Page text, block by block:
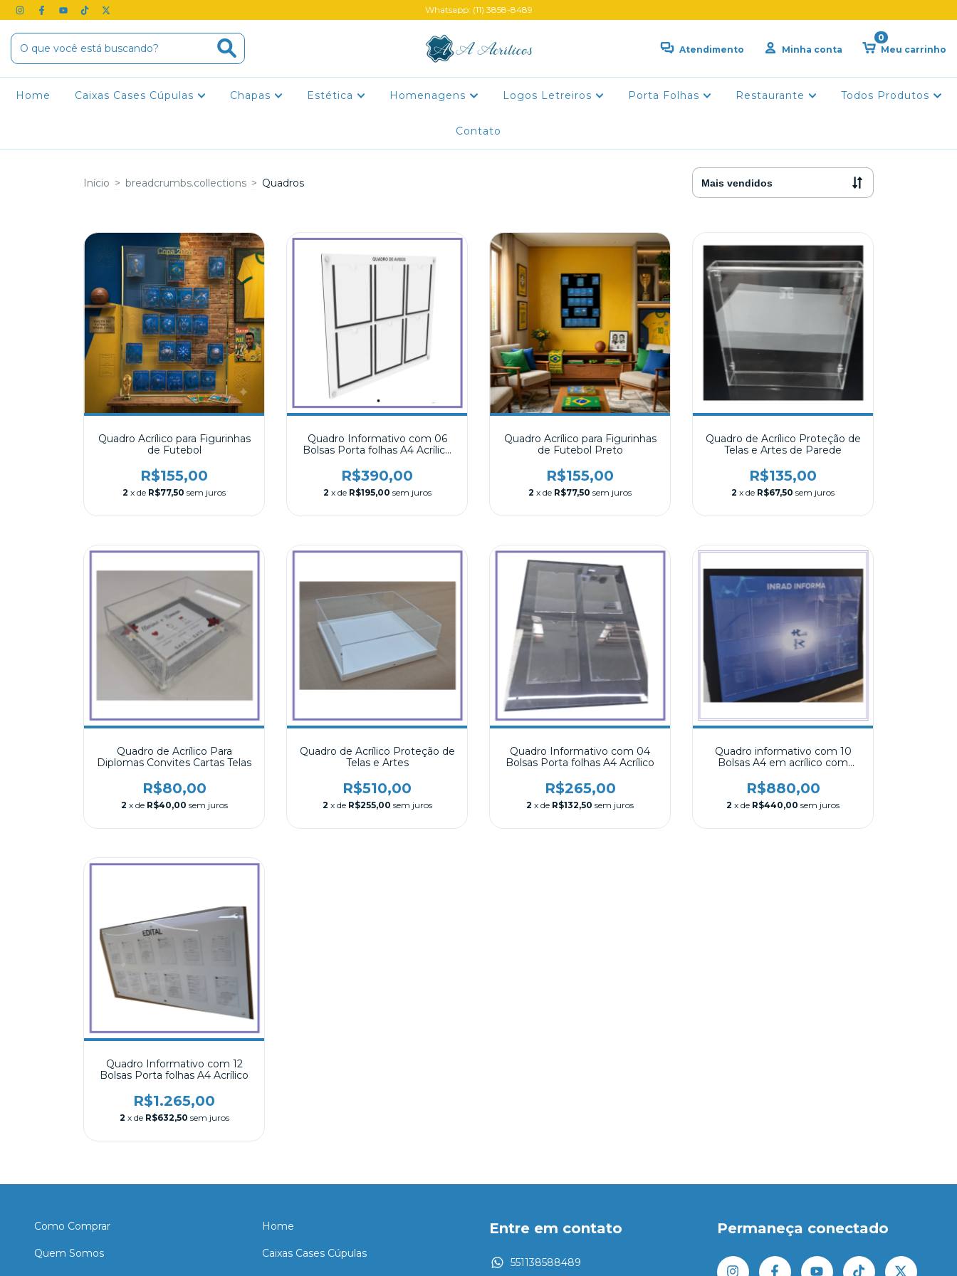
Whatsapp: (11) 3858-8489
Atendimento Minha conta Meu carrinho
0
Home Caixas Cases Cúpulas Chapas Estética Homenagens Logos Letreiros Porta Folhas Restaurante Todos Produtos
Contato
Início > breadcrumbs.collections > Quadros
Quadro Acrílico para Figurinhas
de Futebol
R$155,00
2 x de R$77,50 sem juros
Quadro Informativo com 06
Bolsas Porta folhas A4 Acrílico
R$390,00
2 x de R$195,00 sem juros
Quadro Acrílico para Figurinhas
de Futebol Preto
R$155,00
2 x de R$77,50 sem juros
Quadro de Acrílico Proteção de
Telas e Artes de Parede
R$135,00
2 x de R$67,50 sem juros
Quadro de Acrílico Para
Diplomas Convites Cartas Telas
R$80,00
2 x de R$40,00 sem juros
Quadro de Acrílico Proteção de
Telas e Artes
R$510,00
2 x de R$255,00 sem juros
Quadro Informativo com 04
Bolsas Porta folhas A4 Acrílico
R$265,00
2 x de R$132,50 sem juros
Quadro informativo com 10
Bolsas A4 em acrílico com
R$880,00
2 x de R$440,00 sem juros
Quadro Informativo com 12
Bolsas Porta folhas A4 Acrílico
R$1.265,00
2 x de R$632,50 sem juros
Como Comprar
Quem Somos
Home
Caixas Cases Cúpulas
Entre em contato
551138588489
Permaneça conectado